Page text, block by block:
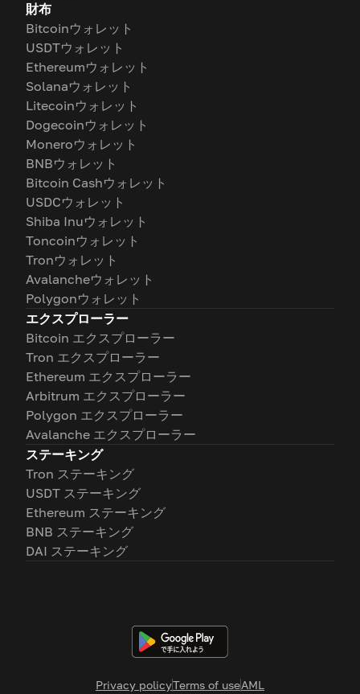
Privacy policyTerms of useAML
財布
Bitcoinウォレット
USDTウォレット
Ethereumウォレット
Solanaウォレット
Litecoinウォレット
Dogecoinウォレット
Moneroウォレット
BNBウォレット
Bitcoin Cashウォレット
USDCウォレット
Shiba Inuウォレット
Toncoinウォレット
Tronウォレット
Avalancheウォレット
Polygonウォレット
エクスプローラー
Bitcoin エクスプローラー
Tron エクスプローラー
Ethereum エクスプローラー
Arbitrum エクスプローラー
Polygon エクスプローラー
Avalanche エクスプローラー
ステーキング
Tron ステーキング
USDT ステーキング
Ethereum ステーキング
BNB ステーキング
DAI ステーキング